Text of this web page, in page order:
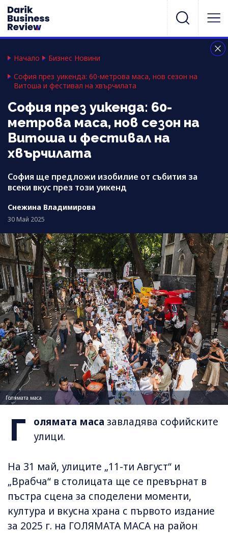
Начало
Бизнес Новини
София през уикенда: 60-метрова маса, нов сезон на
Витоша и фестивал на хвърчилата
София през уикенда: 60-
метрова маса, нов сезон на
Витоша и фестивал на
хвърчилата
София ще предложи изобилие от събития за
всеки вкус през този уикенд
Снежина Владимирова
30 Май 2025
Голямата маса
Г олямата маса завладява софийските
улици.
На 31 май, улиците „11-ти Август“ и
„Врабча“ в столицата ще се превърнат в
пъстра сцена за споделени моменти,
култура и вкусна храна с първото издание
за 2025 г. на ГОЛЯМАТА МАСА ​​на район